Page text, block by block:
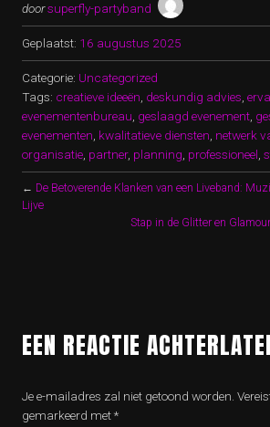
doorsuperfly-partyband
Geplaatst: 16 augustus 2025
Categorie: Uncategorized
Tags: creatieve ideeën deskundig advies
evenementenbureau geslaagd evenement
evenementen kwalitatieve diensten netwerk
organisatie partner, planning professioneel
← De Betoverende Klanken van een Liveband:
Lijve
Stap in de Glitter en
EEN REACTIE
Je e-mailadres zal niet getoond worden.
gemarkeerd met*